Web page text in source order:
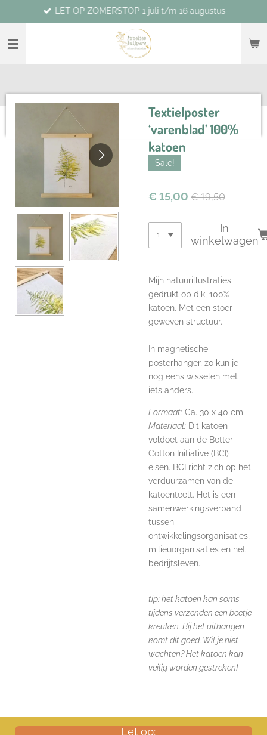
direct
naar
hoofdinhoud
LET OP ZOMERSTOP 1 juli t/m 16 augustus
Textielposter
‘varenblad’ 100%
katoen
Sale!
€ 15,00 € 19,50
In
winkelwagen
Mijn natuurillustraties
gedrukt op dik, 100%
katoen. Met een stoer
geweven structuur.
In magnetische
posterhanger, zo kun je
nog eens wisselen met
iets anders.
Formaat: Ca. 30 x 40 cm
Materiaal: Dit katoen
voldoet aan de Better
Cotton Initiative (BCI)
eisen. BCI richt zich op het
verduurzamen van de
katoenteelt. Het is een
samenwerkingsverband
tussen
ontwikkelingsorganisaties,
milieuorganisaties en het
bedrijfsleven.
tip: het katoen kan soms
tijdens verzenden een beetje
kreuken. Bij het uithangen
komt dit goed. Wil je niet
wachten? Het katoen kan
veilig worden gestreken!
Let op: